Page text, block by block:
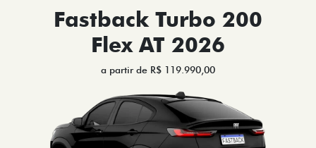
Fastback Turbo 200
Flex AT 2026
a partir de R$ 119.990,00